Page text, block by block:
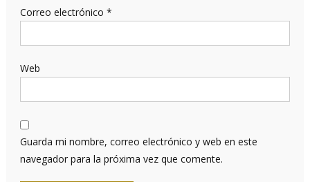
Correo electrónico *
Web
Guarda mi nombre, correo electrónico y web en este
navegador para la próxima vez que comente.